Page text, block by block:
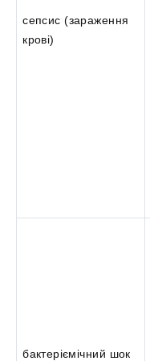
сепсис (зараження
крові)
бактеріємічний шок